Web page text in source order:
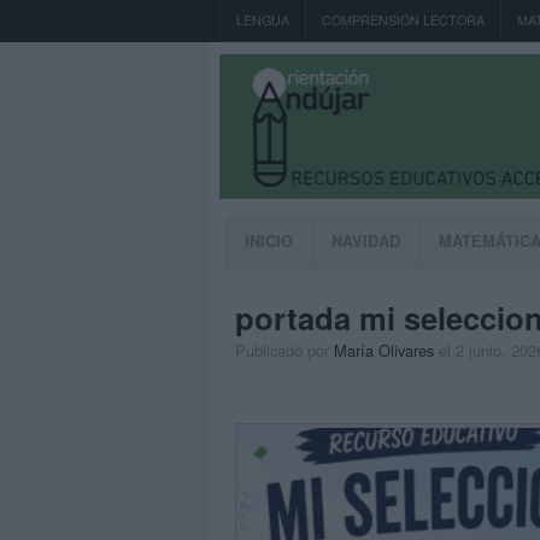
LENGUA COMPRENSIÓN LECTORA
INICIO NAVIDAD
portada mi seleccion
Publicado por María Olivares el 2 junio,